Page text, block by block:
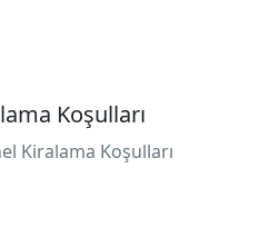
Koşulları
Kiralama Koşulları